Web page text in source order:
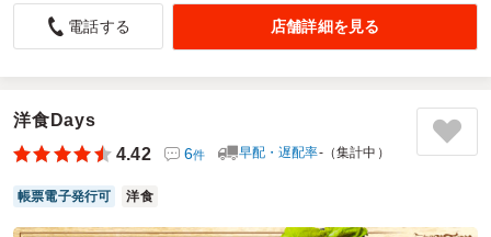
とても良いお弁当でした
5.0
れました。副菜も季節感があり、全体のバランスが取れてい
て、ボリューム感と彩りの両方を楽しめるお弁当でした。お
肉の旨みがしっかり感じられ、また食べたいと思える内容で
した。
ご利用シーン：イベント運営›説明会
電話する 店舗詳細を見る
洋食Days
4.42
6件 早配・遅配率-（集計中）
帳票電子発行可 洋食